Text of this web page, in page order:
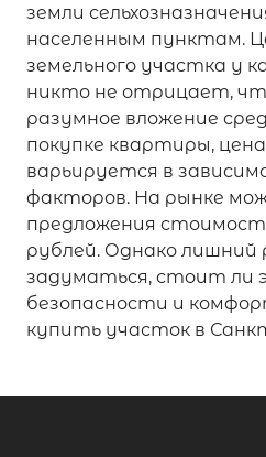
земли
населенным пунктам.
земельного участка у
никто не отрицает,
разумное вложение
покупке квартиры,
варьируется в
факторов. На рынке
предложения
рублей. Однако лишний
задуматься, стоит ли
безопасности и
купить участок в